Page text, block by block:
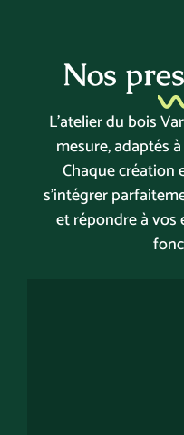
Nos
L’atelier du bois
mesure, adaptés
Chaque création
s’intégrer
et répondre à vos